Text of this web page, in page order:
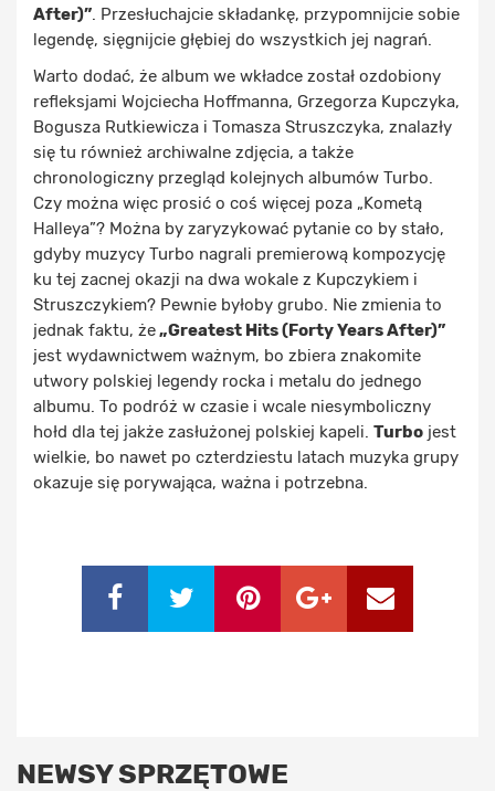
After)”. Przesłuchajcie składankę, przypomnijcie sobie
legendę, sięgnijcie głębiej do wszystkich jej nagrań.
Warto dodać, że album we wkładce został ozdobiony
refleksjami Wojciecha Hoffmanna, Grzegorza Kupczyka,
Bogusza Rutkiewicza i Tomasza Struszczyka, znalazły
się tu również archiwalne zdjęcia, a także
chronologiczny przegląd kolejnych albumów Turbo.
Czy można więc prosić o coś więcej poza „Kometą
Halleya”? Można by zaryzykować pytanie co by stało,
gdyby muzycy Turbo nagrali premierową kompozycję
ku tej zacnej okazji na dwa wokale z Kupczykiem i
Struszczykiem? Pewnie byłoby grubo. Nie zmienia to
jednak faktu, że„Greatest Hits (Forty Years After)”
jest wydawnictwem ważnym, bo zbiera znakomite
utwory polskiej legendy rocka i metalu do jednego
albumu. To podróż w czasie i wcale niesymboliczny
hołd dla tej jakże zasłużonej polskiej kapeli. Turbo jest
wielkie, bo nawet po czterdziestu latach muzyka grupy
okazuje się porywająca, ważna i potrzebna.
NEWSY SPRZĘTOWE